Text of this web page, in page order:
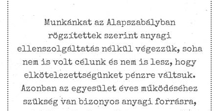
Munkánkat az Alapszabályban
rögzítettek szerint anyagi
ellenszolgáltatás nélkül végezzük, soha
nem is volt célunk és nem is lesz, hogy
elkötelezettségünket pénzre váltsuk.
Azonban az egyesület éves működéséhez
szükség van bizonyos anyagi forrásra,